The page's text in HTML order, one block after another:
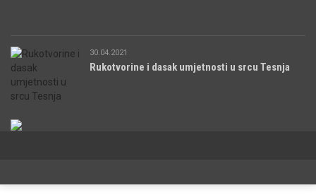
30.04.2021
Rukotvorine i dasak umjetnosti u srcu Tesnja